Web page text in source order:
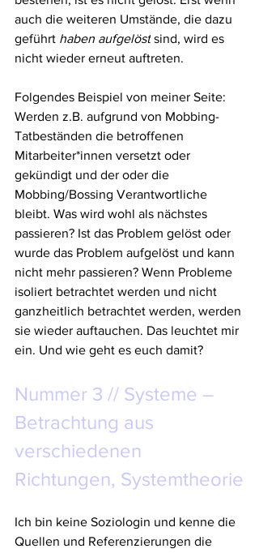
auch die weiteren Umstände, die dazu
geführt haben aufgelöst sind, wird es
nicht wieder erneut auftreten.
Folgendes Beispiel von meiner Seite:
Werden z.B. aufgrund von Mobbing-
Tatbeständen die betroffenen
Mitarbeiter*innen versetzt oder
gekündigt und der oder die
Mobbing/Bossing Verantwortliche
bleibt. Was wird wohl als nächstes
passieren? Ist das Problem gelöst oder
wurde das Problem aufgelöst und kann
nicht mehr passieren? Wenn Probleme
isoliert betrachtet werden und nicht
ganzheitlich betrachtet werden, werden
sie wieder auftauchen. Das leuchtet mir
ein. Und wie geht es euch damit?
Nummer 3 // Systeme –
Betrachtung aus
verschiedenen
Richtungen, Systemtheorie
Ich bin keine Soziologin und kenne die
Quellen und Referenzierungen die